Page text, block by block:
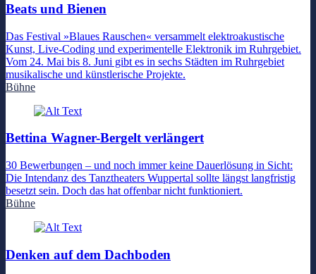
Beats und Bienen
Das Festival »Blaues Rauschen« versammelt elektroakustische
Kunst, Live-Coding und experimentelle Elektronik im Ruhrgebiet.
Vom 24. Mai bis 8. Juni gibt es in sechs Städten im Ruhrgebiet
musikalische und künstlerische Projekte.
Bühne
Bettina Wagner-Bergelt verlängert
30 Bewerbungen – und noch immer keine Dauerlösung in Sicht:
Die Intendanz des Tanztheaters Wuppertal sollte längst langfristig
besetzt sein. Doch das hat offenbar nicht funktioniert.
Bühne
Denken auf dem Dachboden